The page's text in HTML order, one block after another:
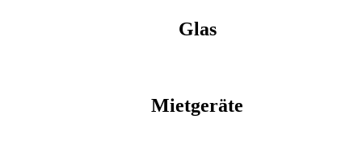
Glas
Mietgeräte